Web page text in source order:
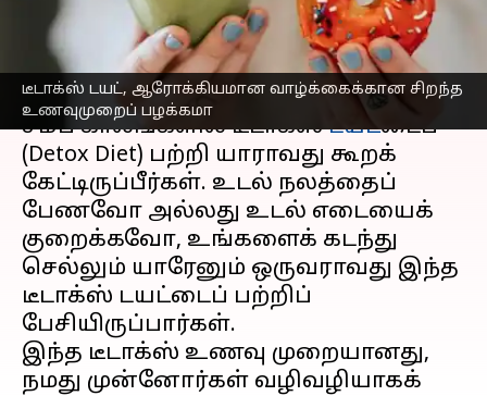
டீடாக்ஸ் டயட், ஆரோக்கியமான வாழ்க்கைக்கான சிறந்த
உணவுமுறைப் பழக்கமா
எழுதியவர் Prasanna Venkatesh Aug 30, 2023 01:50 pm
செய்தி முன்னோட்டம்
சமீப காலங்களில் டீடாக்ஸ்டயட்டைப்
(Detox Diet) பற்றி யாராவது கூறக்
கேட்டிருப்பீர்கள். உடல் நலத்தைப்
பேணவோ அல்லது உடல் எடையைக்
குறைக்கவோ, உங்களைக் கடந்து
செல்லும் யாரேனும் ஒருவராவது இந்த
டீடாக்ஸ் டயட்டைப் பற்றிப்
பேசியிருப்பார்கள்.
இந்த டீடாக்ஸ் உணவு முறையானது,
நமது முன்னோர்கள் வழிவழியாகக்